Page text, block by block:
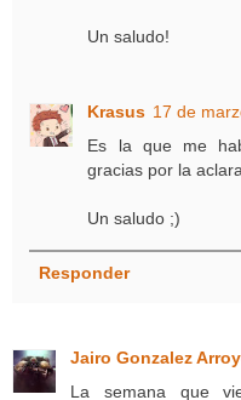
Un saludo!
Krasus 17 de
Es la que me
gracias por la
Un saludo ;)
Responder
Jairo Gonzalez
La semana que